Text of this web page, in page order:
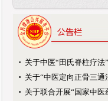
关于中医“田氏脊柱疗法
关于“中医定向正骨三通
关于联合开展“国家中医